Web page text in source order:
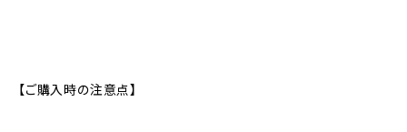
【ご購入時の注意点】